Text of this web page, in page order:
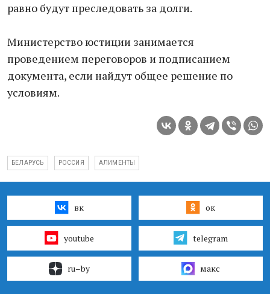
равно будут преследовать за долги.
Министерство юстиции занимается
проведением переговоров и подписанием
документа, если найдут общее решение по
условиям.
БЕЛАРУСЬ РОССИЯ АЛИМЕНТЫ
вк ок
youtube telegram
ru–by макс